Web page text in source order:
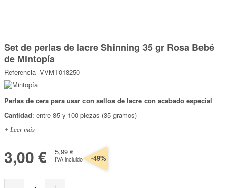
Top Ventas
Temática
Iniciar sesión/Regístrate
Somos Kimidori
comienzo
de
la
galería
imágenes
Set de perlas de lacre Shinning 35 gr Rosa Bebé
de Mintopía
Referencia VVMT018250
Perlas de cera para usar con sellos de lacre con acabado especial
Cantidad: entre 85 y 100 piezas (35 gramos)
+ Leer más
3,00 € 5,99 €
IVA incluido -49%